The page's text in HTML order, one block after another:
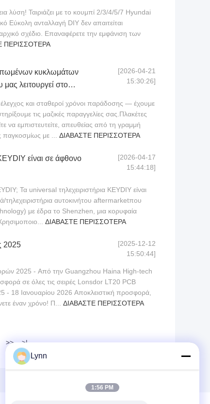
λύση! Ταιριάζει με το κουμπί 2/3/4/5/7 Hyundai
Εύκολη ανταλλαγή DIY δεν απαιτείται
σχέδιο. Επαναφέρετε την εμφάνιση των
ΠΕΡΙΣΣΌΤΕΡΑ
κυκλωμάτων
λειτουργεί στο
[2026-04-21
15:30:26]
και σταθεροί χρόνοι παράδοσης — έχουμε
τις μαζικές παραγγελίες σας.Πλακέτες
να εμπιστευτείτε, απευθείας από τη γραμμή
παγκοσμίως με ... ΔΙΑΒΆΣΤΕ ΠΕΡΙΣΣΌΤΕΡΑ
είναι σε άφθονο
[2026-04-17
15:44:18]
Τα universal τηλεχειριστήρια KEYDIY είναι
τηλεχειριστήρια αυτοκινήτου aftermarketπου
με έδρα το Shenzhen, μια κορυφαία
ΔΙΑΒΆΣΤΕ ΠΕΡΙΣΣΌΤΕΡΑ
2025
[2025-12-12
15:50:44]
2025 - Από την Guangzhou Haina High-tech
σε όλες τις σειρές Lonsdor LT20 PCB
- 18 Ιανουαρίου 2026 Αποκλειστική προσφορά,
έναν χρόνο! Π... ΔΙΑΒΆΣΤΕ ΠΕΡΙΣΣΌΤΕΡΑ
>> >|
Lynn
1:56 PM